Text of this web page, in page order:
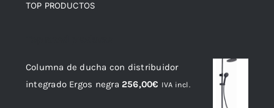
TOP PRODUCTOS
Columna de ducha con distribuidor
integrado Ergos negra 256,00€ IVA incl.